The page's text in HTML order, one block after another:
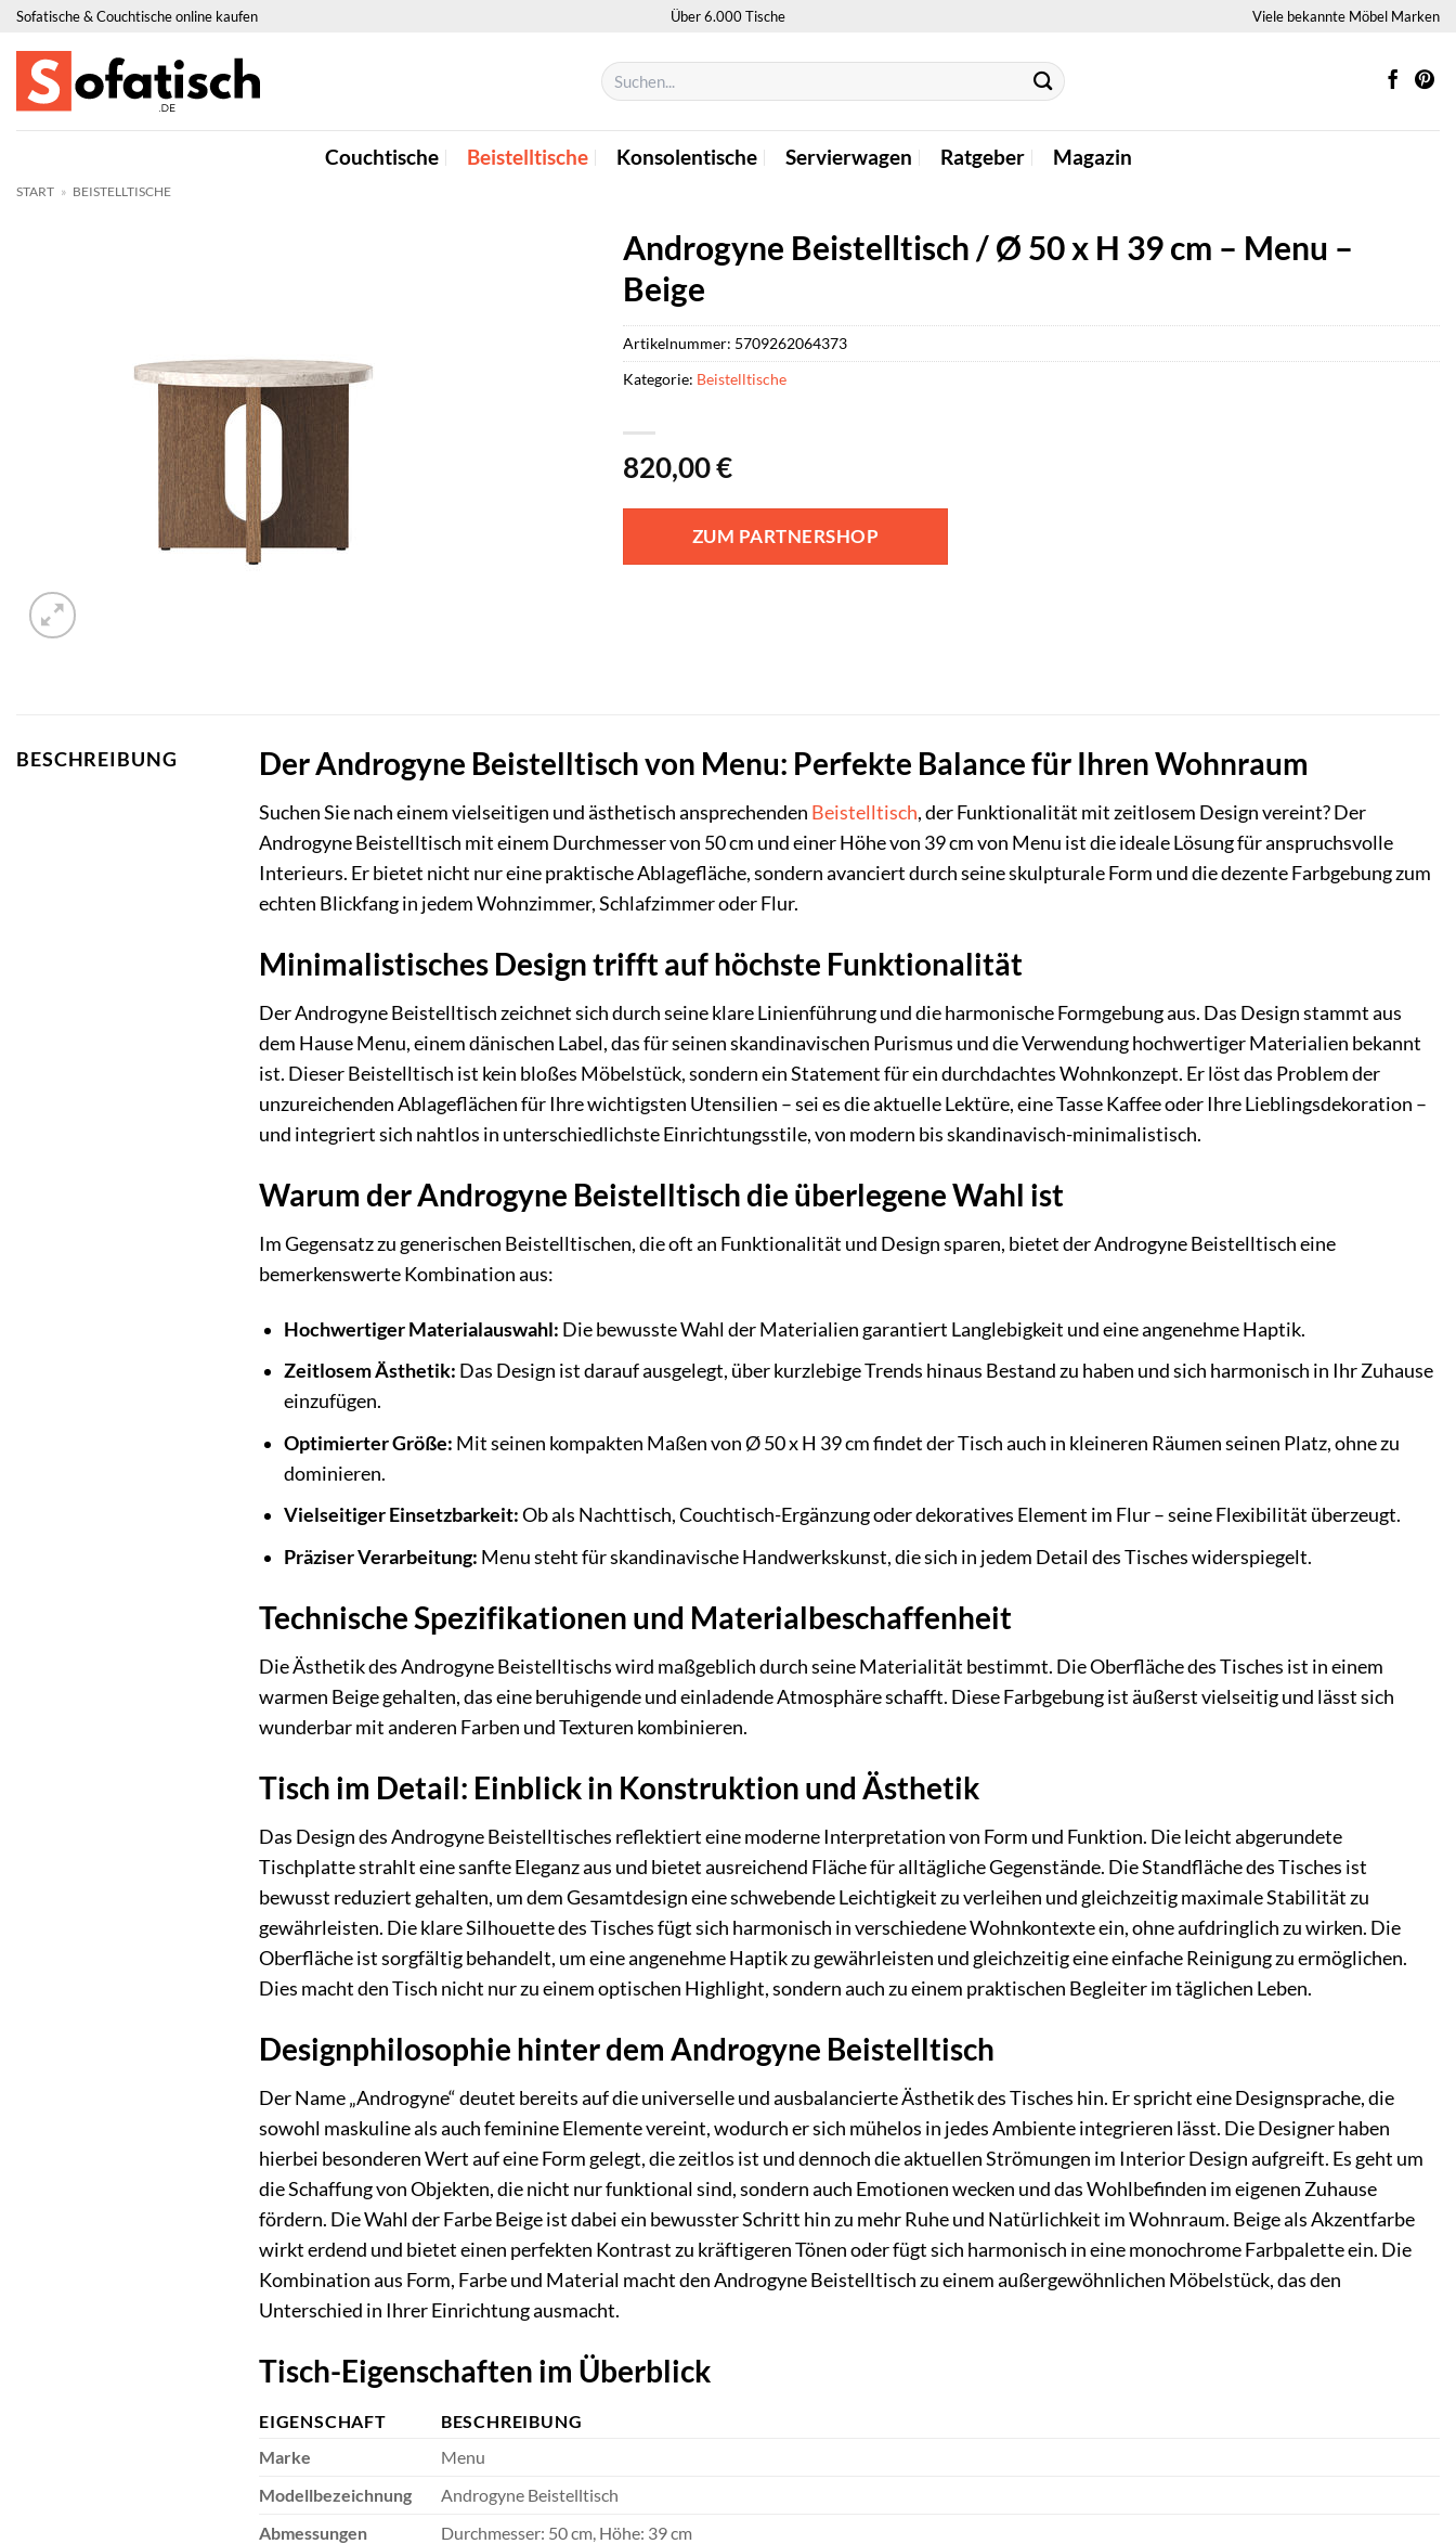
Zum
springen
Sofatische & Couchtische online kaufen Über 6.000 Tische Viele bekannte Möbel Marken
Suchen
nach:
Couchtische Beistelltische Konsolentische Servierwagen Ratgeber Magazin
START » BEISTELLTISCHE
Androgyne Beistelltisch / Ø 50 x H 39 cm – Menu –
Beige
820,00€
ZUM PARTNERSHOP
Artikelnummer: 5709262064373
Kategorie: Beistelltische
BESCHREIBUNG Der Androgyne Beistelltisch von Menu: Perfekte Balance für Ihren Wohnraum
Suchen Sie nach einem vielseitigen und ästhetisch ansprechenden Beistelltisch, der Funktionalität mit zeitlosem Design vereint? Der
Androgyne Beistelltisch mit einem Durchmesser von 50 cm und einer Höhe von 39 cm von Menu ist die ideale Lösung für anspruchsvolle
Interieurs. Er bietet nicht nur eine praktische Ablagefläche, sondern avanciert durch seine skulpturale Form und die dezente Farbgebung zum
echten Blickfang in jedem Wohnzimmer, Schlafzimmer oder Flur.
Minimalistisches Design trifft auf höchste Funktionalität
Der Androgyne Beistelltisch zeichnet sich durch seine klare Linienführung und die harmonische Formgebung aus. Das Design stammt aus
dem Hause Menu, einem dänischen Label, das für seinen skandinavischen Purismus und die Verwendung hochwertiger Materialien bekannt
ist. Dieser Beistelltisch ist kein bloßes Möbelstück, sondern ein Statement für ein durchdachtes Wohnkonzept. Er löst das Problem der
unzureichenden Ablageflächen für Ihre wichtigsten Utensilien – sei es die aktuelle Lektüre, eine Tasse Kaffee oder Ihre Lieblingsdekoration –
und integriert sich nahtlos in unterschiedlichste Einrichtungsstile, von modern bis skandinavisch-minimalistisch.
Warum der Androgyne Beistelltisch die überlegene Wahl ist
Im Gegensatz zu generischen Beistelltischen, die oft an Funktionalität und Design sparen, bietet der Androgyne Beistelltisch eine
bemerkenswerte Kombination aus:
Hochwertiger Materialauswahl: Die bewusste Wahl der Materialien garantiert Langlebigkeit und eine angenehme Haptik.
Zeitlosem Ästhetik: Das Design ist darauf ausgelegt, über kurzlebige Trends hinaus Bestand zu haben und sich harmonisch in Ihr Zuhause
einzufügen.
Optimierter Größe: Mit seinen kompakten Maßen von Ø 50 x H 39 cm findet der Tisch auch in kleineren Räumen seinen Platz, ohne zu
dominieren.
Vielseitiger Einsetzbarkeit:Ob als Nachttisch, Couchtisch-Ergänzung oder dekoratives Element im Flur – seine Flexibilität überzeugt.
Präziser Verarbeitung: Menu steht für skandinavische Handwerkskunst, die sich in jedem Detail des Tisches widerspiegelt.
Technische Spezifikationen und Materialbeschaffenheit
Die Ästhetik des Androgyne Beistelltischs wird maßgeblich durch seine Materialität bestimmt. Die Oberfläche des Tisches ist in einem
warmen Beige gehalten, das eine beruhigende und einladende Atmosphäre schafft. Diese Farbgebung ist äußerst vielseitig und lässt sich
wunderbar mit anderen Farben und Texturen kombinieren.
Tisch im Detail: Einblick in Konstruktion und Ästhetik
Das Design des Androgyne Beistelltisches reflektiert eine moderne Interpretation von Form und Funktion. Die leicht abgerundete
Tischplatte strahlt eine sanfte Eleganz aus und bietet ausreichend Fläche für alltägliche Gegenstände. Die Standfläche des Tisches ist
bewusst reduziert gehalten, um dem Gesamtdesign eine schwebende Leichtigkeit zu verleihen und gleichzeitig maximale Stabilität zu
gewährleisten. Die klare Silhouette des Tisches fügt sich harmonisch in verschiedene Wohnkontexte ein, ohne aufdringlich zu wirken. Die
Oberfläche ist sorgfältig behandelt, um eine angenehme Haptik zu gewährleisten und gleichzeitig eine einfache Reinigung zu ermöglichen.
Dies macht den Tisch nicht nur zu einem optischen Highlight, sondern auch zu einem praktischen Begleiter im täglichen Leben.
Designphilosophie hinter dem Androgyne Beistelltisch
Der Name „Androgyne“ deutet bereits auf die universelle und ausbalancierte Ästhetik des Tisches hin. Er spricht eine Designsprache, die
sowohl maskuline als auch feminine Elemente vereint, wodurch er sich mühelos in jedes Ambiente integrieren lässt. Die Designer haben
hierbei besonderen Wert auf eine Form gelegt, die zeitlos ist und dennoch die aktuellen Strömungen im Interior Design aufgreift. Es geht um
die Schaffung von Objekten, die nicht nur funktional sind, sondern auch Emotionen wecken und das Wohlbefinden im eigenen Zuhause
fördern. Die Wahl der Farbe Beige ist dabei ein bewusster Schritt hin zu mehr Ruhe und Natürlichkeit im Wohnraum. Beige als Akzentfarbe
wirkt erdend und bietet einen perfekten Kontrast zu kräftigeren Tönen oder fügt sich harmonisch in eine monochrome Farbpalette ein. Die
Kombination aus Form, Farbe und Material macht den Androgyne Beistelltisch zu einem außergewöhnlichen Möbelstück, das den
Unterschied in Ihrer Einrichtung ausmacht.
Tisch-Eigenschaften im Überblick
EIGENSCHAFT
BESCHREIBUNG
Marke
Menu
Modellbezeichnung
Androgyne Beistelltisch
Abmessungen
Durchmesser: 50 cm, Höhe: 39 cm